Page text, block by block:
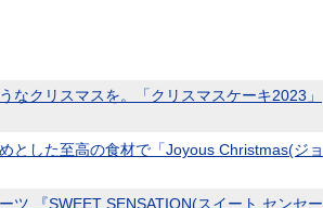
クリスマスを。「クリスマスケーキ2023」
した至高の食材で「Joyous Christmas(ジョ
『SWEET SENSATION(スイート センセー